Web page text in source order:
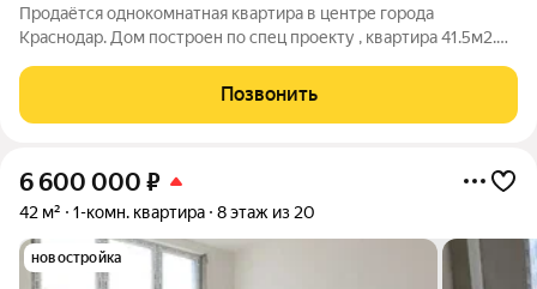
Продаётся однокомнатная квартира в центре города
Краснодар. Дом построен по спец проекту , квартира 41.5м2.
закрытой территорией. Рядом есть все. Центр. Любой
транспорт. Один собственник
Позвонить
6 600 000 ₽
42 м² 1-комн. квартира 8 этаж из 20
новостройка